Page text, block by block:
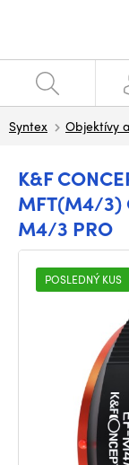
Syntex Objektívy
K&F
MFT(M4/3)
M4/3 PRO
POSLEDNÝ KUS